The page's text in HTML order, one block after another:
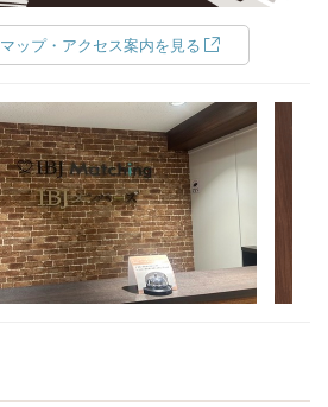
マップ・アクセス案内を見る